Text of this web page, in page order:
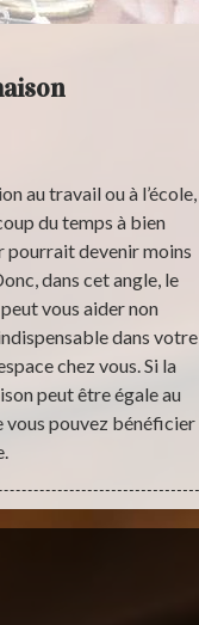
au travail ou à l’école,
du temps à bien
pourrait devenir moins
dans cet angle, le
vous aider non
dans votre
chez vous. Si la
peut être égale au
vous pouvez bénéficier